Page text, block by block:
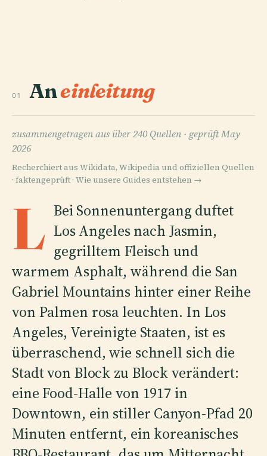
01 Aneinleitung
zusammengetragen aus über 240 Quellen · geprüft May
2026
Recherchiert aus Wikidata, Wikipedia und offiziellen Quellen
· faktengeprüft · Wie unsere Guides entstehen →
L Bei Sonnenuntergang duftet
Los Angeles nach Jasmin,
gegrilltem Fleisch und
warmem Asphalt, während die San
Gabriel Mountains hinter einer Reihe
von Palmen rosa leuchten. In Los
Angeles, Vereinigte Staaten, ist es
überraschend, wie schnell sich die
Stadt von Block zu Block verändert:
eine Food-Halle von 1917 in
Downtown, ein stiller Canyon-Pfad 20
Minuten entfernt, ein koreanisches